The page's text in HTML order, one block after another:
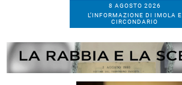
8 AGOSTO 2026
L’INFORMAZIONE DI IMOLA E
CIRCONDARIO